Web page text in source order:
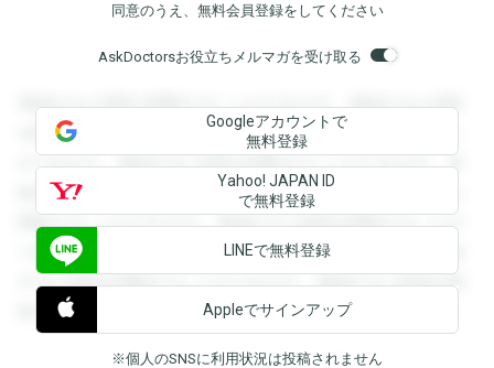
同意のうえ、無料会員登録をしてください
AskDoctorsお役立ちメルマガを受け取る
登録すると回答を閲覧することができます。登録すると回答
を閲覧することができます。登録すると回答を閲覧すること
ができます。登録すると回答を閲覧することができます。登
録すると回答を閲覧することができます。登録すると回答を
閲覧することができます。登録すると回答を閲覧することが
できます。登録すると回答を閲覧することができます。登録
すると回答を閲覧することができます。登録すると回答を閲
覧することができます。
Googleアカウントで
無料登録
Yahoo! JAPAN ID
で無料登録
LINEで無料登録
Appleでサインアップ
※個人のSNSに利用状況は投稿されません